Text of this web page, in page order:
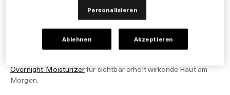
Nachts ist die Haut besonders aufnahmefähig. Während Sie
schlafen, verändert sich die Temperaturregulation des
Körpers – die Hautbarriere wird empfänglicher und kann
Schlüssel-Inhaltsstoffe besonders gut aufnehmen.
Overnight-Moisturizerfür sichtbar erholt wirkende Haut am
Morgen.
Personalisieren
Ablehnen Akzeptieren